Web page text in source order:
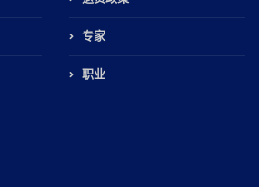
专家
职业